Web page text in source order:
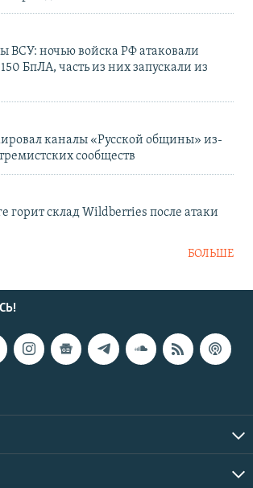
ВСУ: ночью войска РФ атаковали
БпЛА, часть из них запускали из
каналы «Русской общины» из-
сообществ
горит склад Wildberries после атаки
БОЛЬШЕ